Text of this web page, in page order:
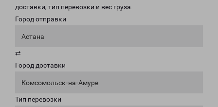
доставки, тип перевозки и вес груза.
Город отправки
Астана
⇄
Город доставки
Комсомольск-на-Амуре
Тип перевозки